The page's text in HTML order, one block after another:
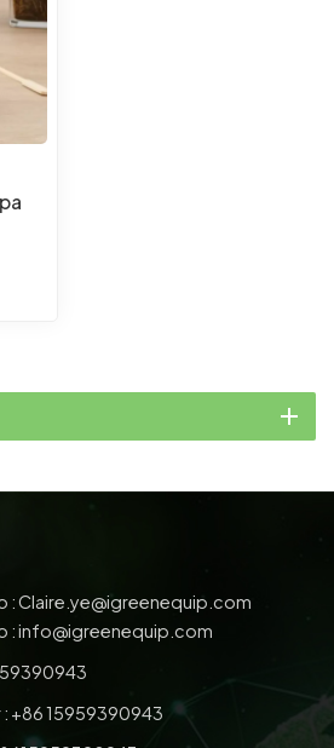
:Claire.ye@igreenequip.com
:info@igreenequip.com
+86 15959390943